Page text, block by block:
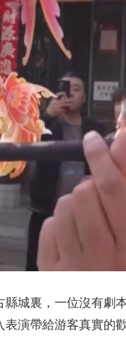
江湖 文化體育
央博 非遺
超級工廠
熱播榜 總台企業白名單
城裏，一位沒有劇
演帶給游客真實的